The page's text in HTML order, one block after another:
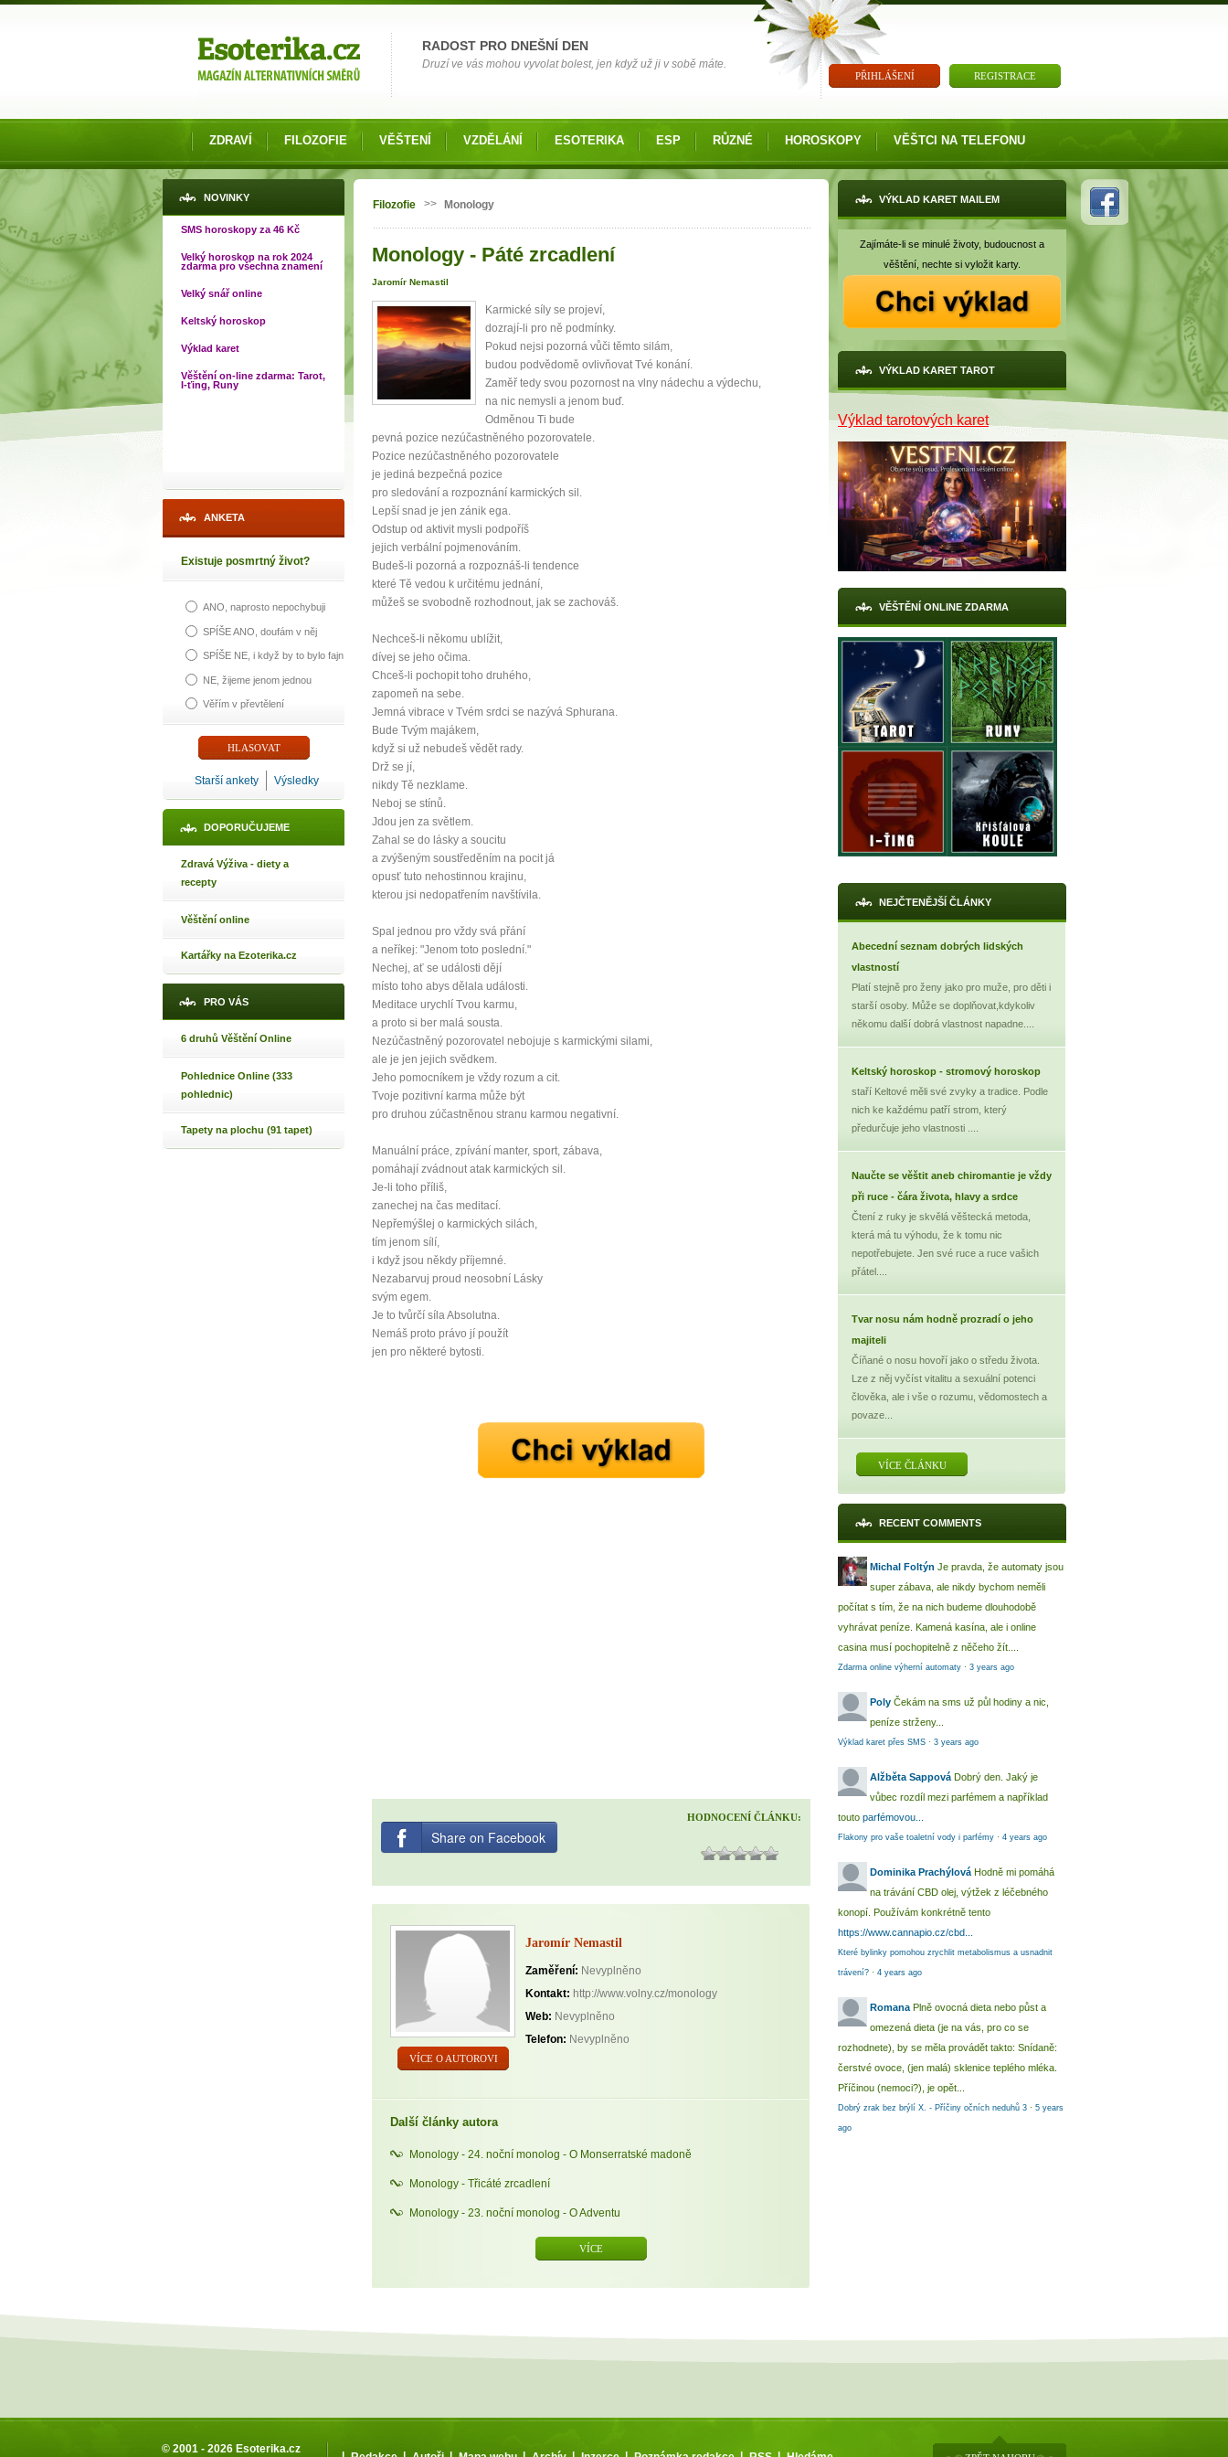
10 tipů pro zdravý a
plnohodnotný život
... všechny tipy zdarma.
Máte pocit, že jste unaveni hned jak ráno vstanete?
Jak mít více energie každý den
Jak vnést do života rovnováhu
X
RADOST PRO DNEŠNÍ DEN
Druzí ve vás mohou vyvolat bolest, jen když už ji v sobě máte.
PŘIHLÁŠENÍ REGISTRACE
ZDRAVÍ FILOZOFIE VĚŠTENÍ VZDĚLÁNÍ ESOTERIKA ESP RŮZNÉ HOROSKOPY VĚŠTCI NA TELEFONU
NOVINKY
SMS horoskopy za 46 Kč
Velký horoskop na rok 2024
zdarma pro všechna znamení
Velký snář online
Keltský horoskop
Výklad karet
Věštění on-line zdarma: Tarot,
I-ťing, Runy
ANKETA
Existuje posmrtný život?
ANO, naprosto nepochybuji
SPÍŠE ANO, doufám v něj
SPÍŠE NE, i když by to bylo fajn
NE, žijeme jenom jednou
Věřím v převtělení
Starší ankety Výsledky
DOPORUČUJEME
Zdravá Výživa - diety a
recepty
Věštění online
Kartářky na Ezoterika.cz
PRO VÁS
6 druhů Věštění Online
Pohlednice Online (333
pohlednic)
Tapety na plochu (91 tapet)
Jste zde
Filozofie >> Monology
Monology - Páté zrcadlení
Jaromír Nemastil
Karmické síly se projeví,
dozrají-li pro ně podmínky.
Pokud nejsi pozorná vůči těmto silám,
budou podvědomě ovlivňovat Tvé konání.
Zaměř tedy svou pozornost na vlny nádechu a výdechu,
na nic nemysli a jenom buď.
Odměnou Ti bude
pevná pozice nezúčastněného pozorovatele.
Pozice nezúčastněného pozorovatele
je jediná bezpečná pozice
pro sledování a rozpoznání karmických sil.
Lepší snad je jen zánik ega.
Odstup od aktivit mysli podpoříš
jejich verbální pojmenováním.
Budeš-li pozorná a rozpoznáš-li tendence
které Tě vedou k určitému jednání,
můžeš se svobodně rozhodnout, jak se zachováš.
Nechceš-li někomu ublížit,
dívej se jeho očima.
Chceš-li pochopit toho druhého,
zapomeň na sebe.
Jemná vibrace v Tvém srdci se nazývá Sphurana.
Bude Tvým majákem,
když si už nebudeš vědět rady.
Drž se jí,
nikdy Tě nezklame.
Neboj se stínů.
Jdou jen za světlem.
Zahal se do lásky a soucitu
a zvýšeným soustředěním na pocit já
opusť tuto nehostinnou krajinu,
kterou jsi nedopatřením navštívila.
Spal jednou pro vždy svá přání
a neříkej: "Jenom toto poslední."
Nechej, ať se události dějí
místo toho abys dělala události.
Meditace urychlí Tvou karmu,
a proto si ber malá sousta.
Nezúčastněný pozorovatel nebojuje s karmickými silami,
ale je jen jejich svědkem.
Jeho pomocníkem je vždy rozum a cit.
Tvoje pozitivní karma může být
pro druhou zúčastněnou stranu karmou negativní.
Manuální práce, zpívání manter, sport, zábava,
pomáhají zvádnout atak karmických sil.
Je-li toho příliš,
zanechej na čas meditací.
Nepřemýšlej o karmických silách,
tím jenom sílí,
i když jsou někdy příjemné.
Nezabarvuj proud neosobní Lásky
svým egem.
Je to tvůrčí síla Absolutna.
Nemáš proto právo jí použít
jen pro některé bytosti.
HODNOCENÍ ČLÁNKU:
Share on Facebook
VÍCE O AUTOROVI
Jaromír Nemastil
Zaměření: Nevyplněno
Kontakt: http://www.volny.cz/monology
Web: Nevyplněno
Telefon: Nevyplněno
Další články autora
Monology - 24. noční monolog - O Monserratské madoně
Monology - Třicáté zrcadlení
Monology - 23. noční monolog - O Adventu
VÍCE
VÝKLAD KARET MAILEM
Zajímáte-li se minulé životy, budoucnost a
věštění, nechte si vyložit karty.
VÝKLAD KARET TAROT
Výklad tarotových karet
VĚŠTĚNÍ ONLINE ZDARMA
NEJČTENĚJŠÍ ČLÁNKY
Abecední seznam dobrých lidských
vlastností
Platí stejně pro ženy jako pro muže, pro děti i
starší osoby. Může se doplňovat,kdykoliv
někomu další dobrá vlastnost napadne....
Keltský horoskop - stromový horoskop
staří Keltové měli své zvyky a tradice. Podle
nich ke každému patří strom, který
předurčuje jeho vlastnosti ....
Naučte se věštit aneb chiromantie je vždy
při ruce - čára života, hlavy a srdce
Čtení z ruky je skvělá věštecká metoda,
která má tu výhodu, že k tomu nic
nepotřebujete. Jen své ruce a ruce vašich
přátel....
Tvar nosu nám hodně prozradí o jeho
majiteli
Číňané o nosu hovoří jako o středu života.
Lze z něj vyčíst vitalitu a sexuální potenci
člověka, ale i vše o rozumu, vědomostech a
povaze...
VÍCE ČLÁNKU
RECENT COMMENTS
Michal Foltýn Je pravda, že automaty jsou
super zábava, ale nikdy bychom neměli
počítat s tím, že na nich budeme dlouhodobě
vyhrávat peníze. Kamená kasína, ale i online
casina musí pochopitelně z něčeho žít....
Zdarma online výherní automaty · 3 years ago
Poly Čekám na sms už půl hodiny a nic,
peníze strženy...
Výklad karet přes SMS · 3 years ago
Alžběta Sappová Dobrý den. Jaký je
vůbec rozdíl mezi parfémem a například
touto parfémovou...
Flakony pro vaše toaletní vody i parfémy · 4 years ago
Dominika Prachýlová Hodně mi pomáhá
na trávání CBD olej, výtžek z léčebného
konopí. Používám konkrétně tento
https://www.cannapio.cz/cbd...
Které bylinky pomohou zrychlit metabolismus a usnadnit
trávení? · 4 years ago
Romana Plně ovocná dieta nebo půst a
omezená dieta (je na vás, pro co se
rozhodnete), by se měla provádět takto: Snídaně:
čerstvé ovoce, (jen malá) sklenice teplého mléka.
Příčinou (nemoci?), je opět...
Dobrý zrak bez brýlí X. - Příčiny očních neduhů 3 · 5 years
ago
© 2001 - 2026 Esoterika.cz